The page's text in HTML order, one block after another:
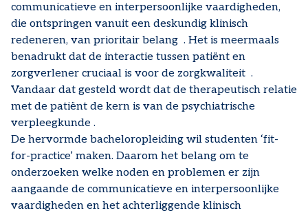
communicatieve en interpersoonlijke vaardigheden,
die ontspringen vanuit een deskundig klinisch
redeneren, van prioritair belang . Het is meermaals
benadrukt dat de interactie tussen patiënt en
zorgverlener cruciaal is voor de zorgkwaliteit .
Vandaar dat gesteld wordt dat de therapeutisch relatie
met de patiënt de kern is van de psychiatrische
verpleegkunde .
De hervormde bacheloropleiding wil studenten ‘fit-
for-practice’ maken. Daarom het belang om te
onderzoeken welke noden en problemen er zijn
aangaande de communicatieve en interpersoonlijke
vaardigheden en het achterliggende klinisch